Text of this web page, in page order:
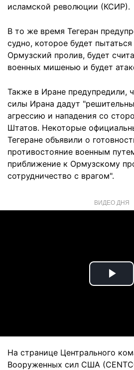
исламской революции (КСИР).
В то же время Тегеран
судно, которое будет
Ормузский пролив, будет
военных мишенью и будет
Также в Иране предупредили,
силы Ирана дадут
агрессию и нападения со
Штатов. Некоторые
Тегеране объявили о
противостояние военным
приближение к Ормузскому
сотрудничество с врагом".
ВИДЕО ДНЯ
Play
На странице Центрального
Вооруженных сил США